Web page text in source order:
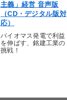
主義」経営 音声版
（CD・デジタル版対
応）
バイオマス発電で利益
を伸ばす、銘建工業の
挑戦！